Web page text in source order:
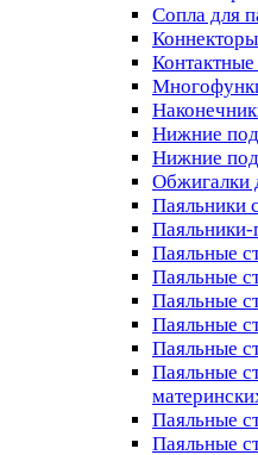
Сопла для
Нижние
Нижние
Обжигалки
Паяльники
Паяльные
Паяльные
Паяльные
Паяльные
Паяльные
Паяльные
Паяльные
Паяльные